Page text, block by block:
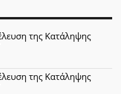
της Κατάληψης
της Κατάληψης